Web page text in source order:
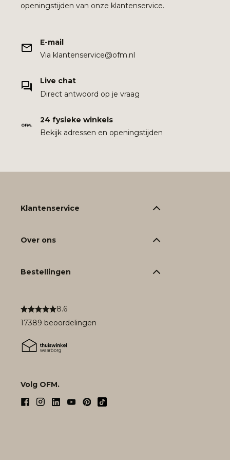
openingstijden van onze klantenservice.
E-mail
Via klantenservice@ofm.nl
Live chat
Direct antwoord op je vraag
24 fysieke winkels
Bekijk adressen en openingstijden
8.6
17389 beoordelingen
Volg OFM.
Klantenservice
Over ons
Bestellingen